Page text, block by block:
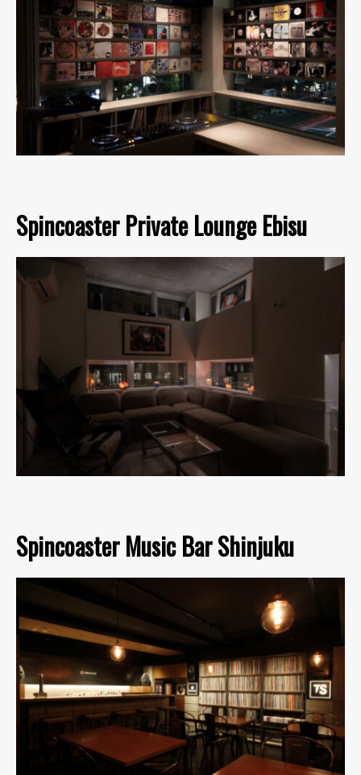
Spincoaster Private Lounge Ebisu
Spincoaster Music Bar Shinjuku